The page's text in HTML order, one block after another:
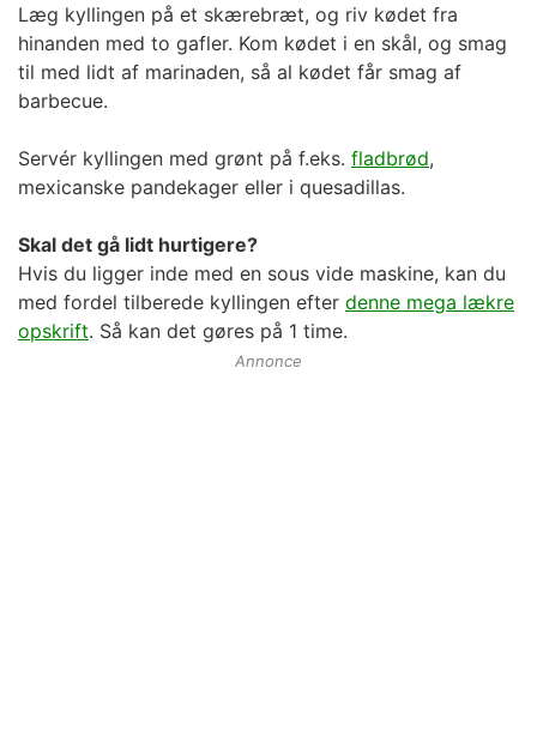
Læg kyllingen på et skærebræt, og riv kødet fra
hinanden med to gafler. Kom kødet i en skål, og smag
til med lidt af marinaden, så al kødet får smag af
barbecue.
Servér kyllingen med grønt på f.eks. fladbrød,
mexicanske pandekager eller i quesadillas.
Skal det gå lidt hurtigere?
Hvis du ligger inde med en sous vide maskine, kan du
med fordel tilberede kyllingen efter denne mega lækre
opskrift. Så kan det gøres på 1 time.
Annonce